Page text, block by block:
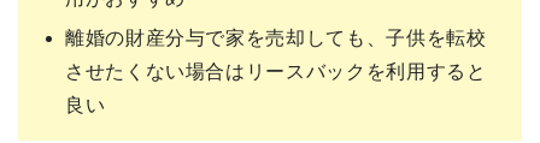
離婚の財産分与で家を売却しても、子供を転校
させたくない場合はリースバックを利用すると
良い